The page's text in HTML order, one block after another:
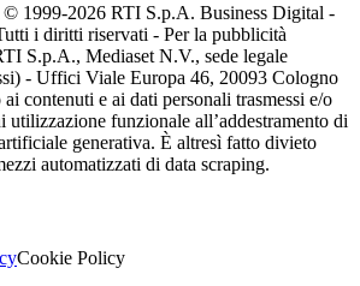
© 1999-2026 RTI S.p.A. Business Digital -
i diritti riservati - Per la pubblicità
S.p.A., Mediaset N.V., sede legale
- Uffici Viale Europa 46, 20093 Cologno
ai contenuti e ai dati personali trasmessi e/o
utilizzazione funzionale all’addestramento di
generativa. È altresì fatto divieto
automatizzati di data scraping.
Cookie Policy